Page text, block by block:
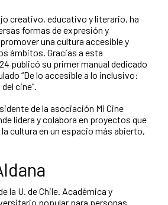
creativo, educativo y literario, ha
formas de expresión y
una cultura accesible y
ámbitos. Gracias a esta
publicó su primer manual dedicado
“De lo accesible a lo inclusivo:
cine”.
de la asociación Mi Cine
lidera y colabora en proyectos que
cultura en un espacio más abierto,
la U. de Chile. Académica y
popular para personas